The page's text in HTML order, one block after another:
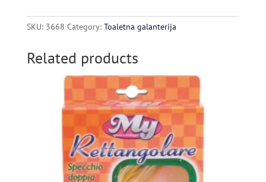
SKU: 3668 Category: Toaletna galanterija
Related products